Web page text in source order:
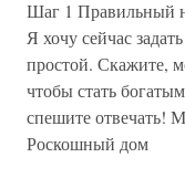
Шаг 1 Правильный
Я хочу сейчас
простой. Скажите,
чтобы стать
спешите отвечать!
Роскошный дом